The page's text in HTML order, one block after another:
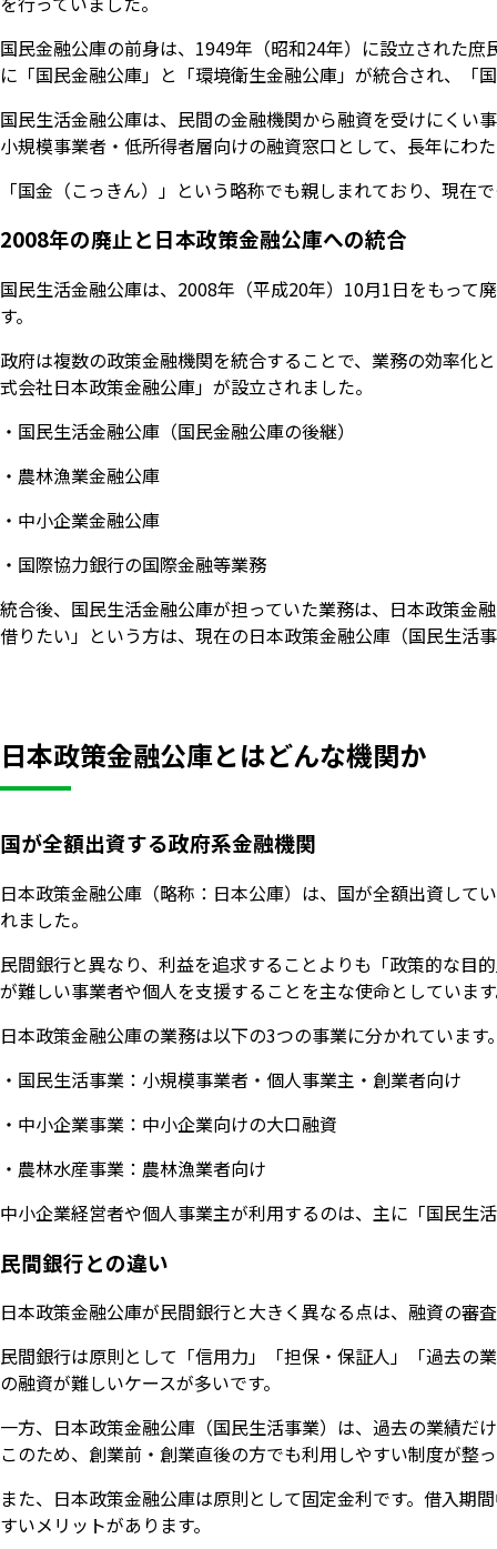
国民金融公庫の前身は、1949年（昭和24年）に設立された
に「国民金融公庫」と「環境衛生金融公庫」が統合され、「
国民生活金融公庫は、民間の金融機関から融資を受けにくい
小規模事業者・低所得者層向けの融資窓口として、長年にわ
「国金（こっきん）」という略称でも親しまれており、現
2008年の廃止と日本政策金融公庫への統合
国民生活金融公庫は、2008年（平成20年）10月1日をもって
す。
政府は複数の政策金融機関を統合することで、業務の効率化
式会社日本政策金融公庫」が設立されました。
・国民生活金融公庫（国民金融公庫の後継）
・農林漁業金融公庫
・中小企業金融公庫
・国際協力銀行の国際金融等業務
統合後、国民生活金融公庫が担っていた業務は、日本政策金
借りたい」という方は、現在の日本政策金融公庫（国民生活
日本政策金融公庫とはどんな機関か
国が全額出資する政府系金融機関
日本政策金融公庫（略称：日本公庫）は、国が全額出資して
れました。
民間銀行と異なり、利益を追求することよりも「政策的な目
が難しい事業者や個人を支援することを主な使命としていま
日本政策金融公庫の業務は以下の3つの事業に分かれています
・国民生活事業：小規模事業者・個人事業主・創業者向け
・中小企業事業：中小企業向けの大口融資
・農林水産事業：農林漁業者向け
中小企業経営者や個人事業主が利用するのは、主に「国民生
民間銀行との違い
日本政策金融公庫が民間銀行と大きく異なる点は、融資の審
民間銀行は原則として「信用力」「担保・保証人」「過去の
の融資が難しいケースが多いです。
一方、日本政策金融公庫（国民生活事業）は、過去の業績だ
このため、創業前・創業直後の方でも利用しやすい制度が整
また、日本政策金融公庫は原則として固定金利です。借入期
すいメリットがあります。